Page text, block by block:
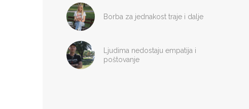
Borba za jednakost traje i dalje
Ljudima nedostaju empatija i
poštovanje